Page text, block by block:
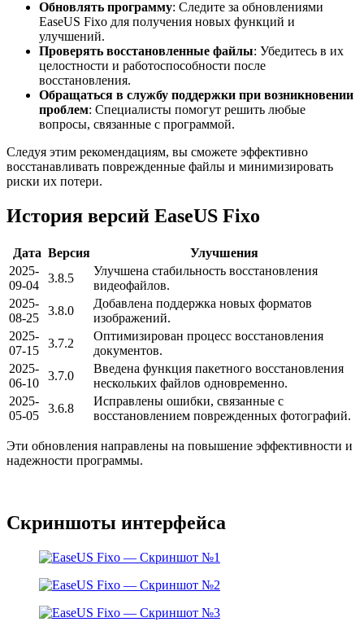
Обновлять программу: Следите за обновлениями
EaseUS Fixo для получения новых функций и
улучшений.
Проверять восстановленные файлы: Убедитесь в их
целостности и работоспособности после
восстановления.
Обращаться в службу поддержки при возникновении
проблем: Специалисты помогут решить любые
вопросы, связанные с программой.
Следуя этим рекомендациям, вы сможете эффективно
восстанавливать поврежденные файлы и минимизировать
риски их потери.
История версий EaseUS Fixo
Дата Версия
Улучшения
2025-
09-04
3.8.5
Улучшена стабильность восстановления
видеофайлов.
2025-
08-25
3.8.0
Добавлена поддержка новых форматов
изображений.
2025-
07-15
3.7.2
Оптимизирован процесс восстановления
документов.
2025-
06-10
3.7.0
Введена функция пакетного восстановления
нескольких файлов одновременно.
2025-
05-05
3.6.8
Исправлены ошибки, связанные с
восстановлением поврежденных фотографий.
Эти обновления направлены на повышение эффективности и
надежности программы.
Скриншоты интерфейса